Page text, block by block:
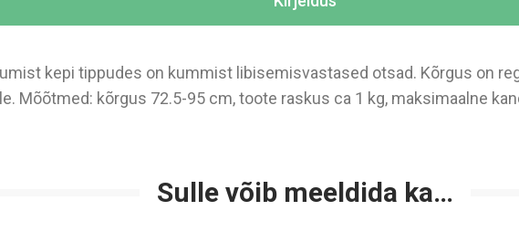
kepi tippudes on kummist libisemisvastased otsad. Kõrgus on
Mõõtmed: kõrgus 72.5-95 cm, toote raskus ca 1 kg, maksimaalne
Sulle võib meeldida ka…